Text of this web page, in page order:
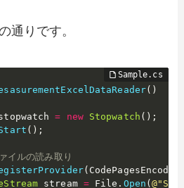
通りです。
( )
= new Stopwatch ( ) ;
( ) ;
イルの読み取り
(
stream = File . Open (